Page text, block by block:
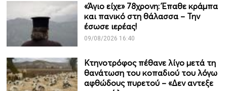
«Άγιο είχε» 78χρονη: Έπαθε κράμπα
και πανικό στη θάλασσα – Την
έσωσε ιερέας!
09/08/2026 16:40
Κτηνοτρόφος πέθανε λίγο μετά τη
θανάτωση του κοπαδιού του λόγω
αφθώδους πυρετού – «Δεν αντεξε